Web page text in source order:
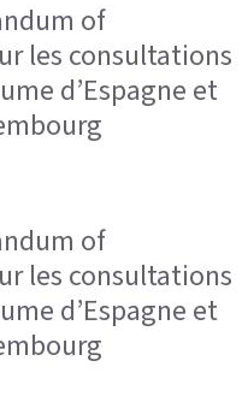
of
les consultations
d’Espagne et
of
les consultations
d’Espagne et